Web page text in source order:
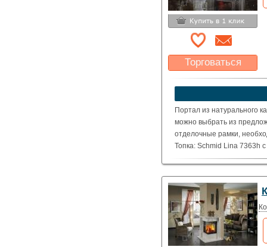
Торговаться
Какая цена Вас
устроит?
Портал из натурального
можно выбрать из
отделочные рамки,
Топка: Schmid Lina 7363h
( Номинальная мощность